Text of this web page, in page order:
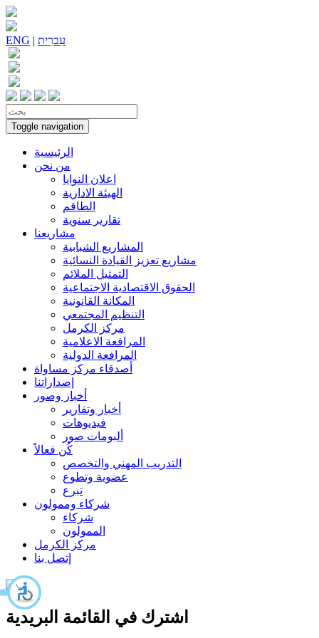
ENG | עִברִית
Toggle navigation
الرئيسية
من نحن
اعلان النوايا
الهيئة الادارية
الطاقم
تقارير سنوية
مشاريعنا
المشاريع الشبابية
مشاريع تعزيز القيادة النسائية
التمثيل الملائم
الحقوق الاقتصادية الاجتماعية
المكانة القانونية
التنظيم المجتمعي
مركز الكرمل
المرافعة الاعلامية
المرافعة الدولية
أصدقاء مركز مساواة
إصداراتنا
أخبار وصور
أخبار وتقارير
فيديوهات
ألبومات صور
كُن فعالاً
التدريب المهني والتخصص
عضوية وتطوع
تبرع
شركاء وممولون
شركاء
الممولون
مركز الكرمل
إتصل بنا
اشترك في القائمة البريدية